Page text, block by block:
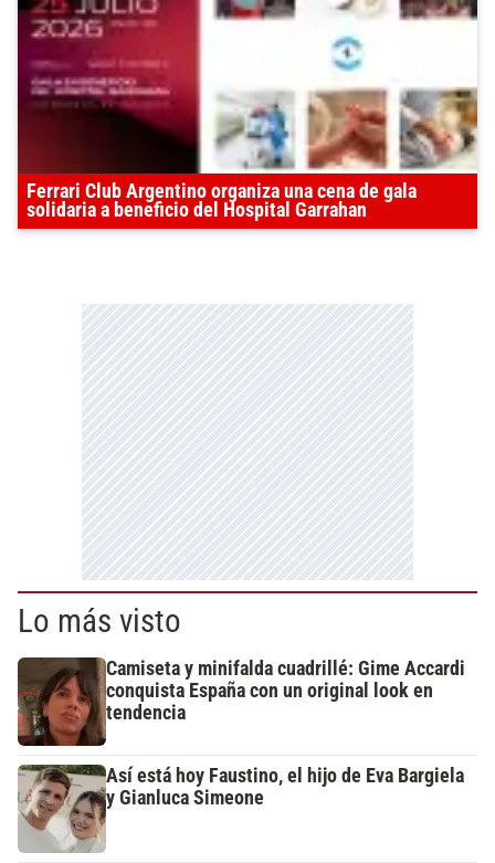
Ferrari Club Argentino organiza una cena de gala
solidaria a beneficio del Hospital Garrahan
Lo más visto
Camiseta y minifalda cuadrillé: Gime Accardi
conquista España con un original look en
tendencia
Así está hoy Faustino, el hijo de Eva Bargiela
y Gianluca Simeone